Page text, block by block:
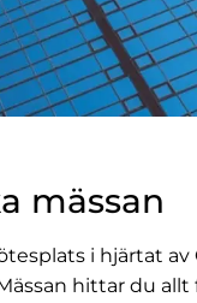
mässan
i hjärtat av
hittar du allt